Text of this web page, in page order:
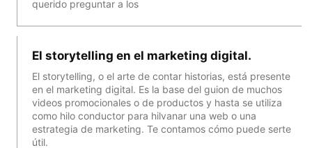
querido preguntar a los
El storytelling en el marketing digital.
El storytelling, o el arte de contar historias, está presente
en el marketing digital. Es la base del guion de muchos
videos promocionales o de productos y hasta se utiliza
como hilo conductor para hilvanar una web o una
estrategia de marketing. Te contamos cómo puede serte
útil.